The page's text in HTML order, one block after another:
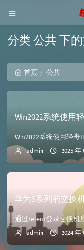
分类 公共 下
首页 公共
Win2022系统使用
admin 2025 年
华为S系列的交换
admin 2024 年